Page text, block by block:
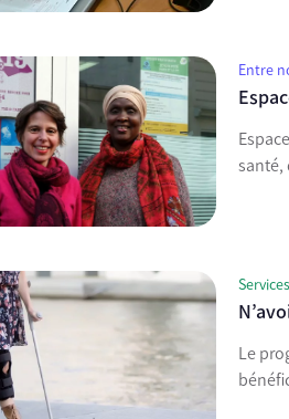
Entre
santé,
Le